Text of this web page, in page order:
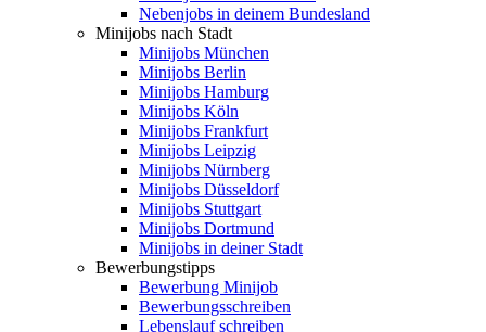
Nebenjobs in deinem Bundesland
Minijobs nach Stadt
Minijobs München
Minijobs Berlin
Minijobs Hamburg
Minijobs Köln
Minijobs Frankfurt
Minijobs Leipzig
Minijobs Nürnberg
Minijobs Düsseldorf
Minijobs Stuttgart
Minijobs Dortmund
Minijobs in deiner Stadt
Bewerbungstipps
Bewerbung Minijob
Bewerbungsschreiben
Lebenslauf schreiben